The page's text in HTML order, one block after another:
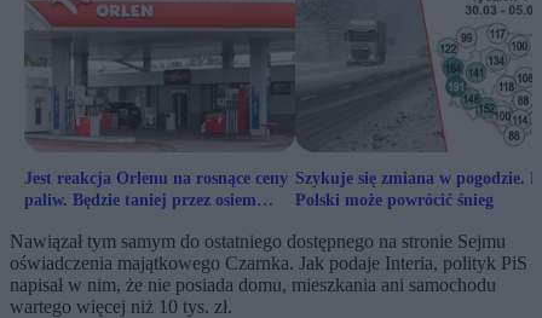
Jest reakcja Orlenu na rosnące ceny
paliw. Będzie taniej przez osiem
Szykuje się zmiana w pogodzie.
Polski może powrócić śnieg
Nawiązał tym samym do ostatniego dostępnego na stronie Sejmu
oświadczenia majątkowego Czarnka. Jak podaje Interia, polityk PiS
napisał w nim, że nie posiada domu, mieszkania ani samochodu
wartego więcej niż 10 tys. zł.